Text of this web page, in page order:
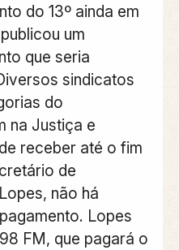
do 13º ainda em
um
que seria
sindicatos
do
na Justiça e
receber até o fim
de
não há
Lopes
FM, que pagará o